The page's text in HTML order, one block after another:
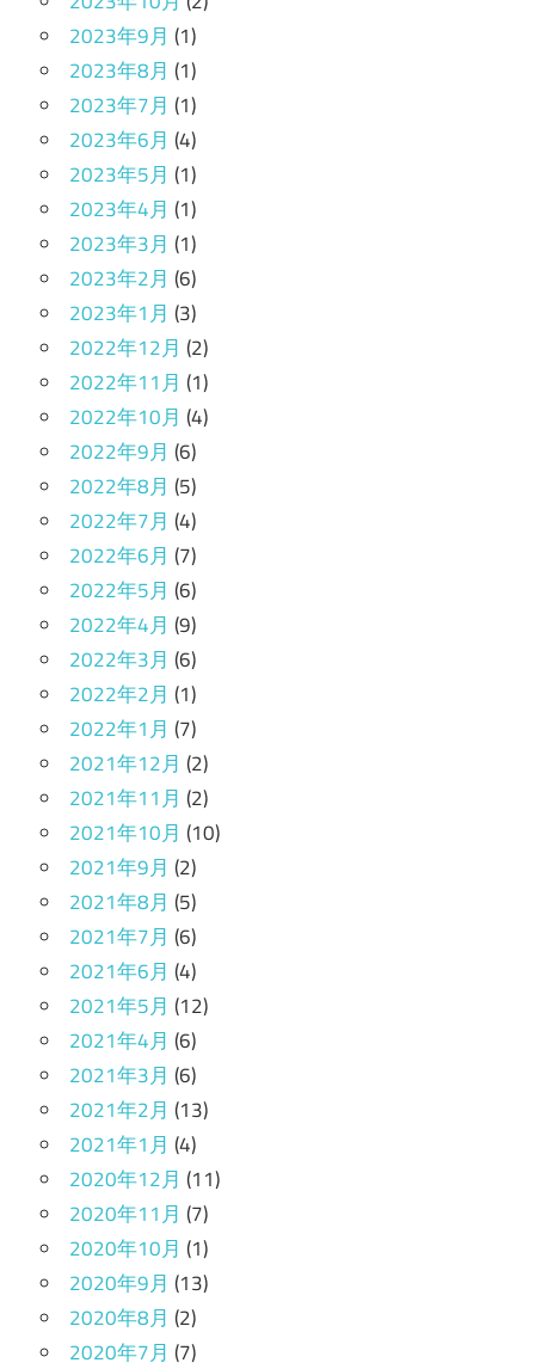
2023年9月 (1)
2023年8月 (1)
2023年7月 (1)
2023年6月 (4)
2023年5月 (1)
2023年4月 (1)
2023年3月 (1)
2023年2月 (6)
2023年1月 (3)
2022年12月 (2)
2022年11月 (1)
2022年10月 (4)
2022年9月 (6)
2022年8月 (5)
2022年7月 (4)
2022年6月 (7)
2022年5月 (6)
2022年4月 (9)
2022年3月 (6)
2022年2月 (1)
2022年1月 (7)
2021年12月 (2)
2021年11月 (2)
2021年10月 (10)
2021年9月 (2)
2021年8月 (5)
2021年7月 (6)
2021年6月 (4)
2021年5月 (12)
2021年4月 (6)
2021年3月 (6)
2021年2月 (13)
2021年1月 (4)
2020年12月 (11)
2020年11月 (7)
2020年10月 (1)
2020年9月 (13)
2020年8月 (2)
2020年7月 (7)